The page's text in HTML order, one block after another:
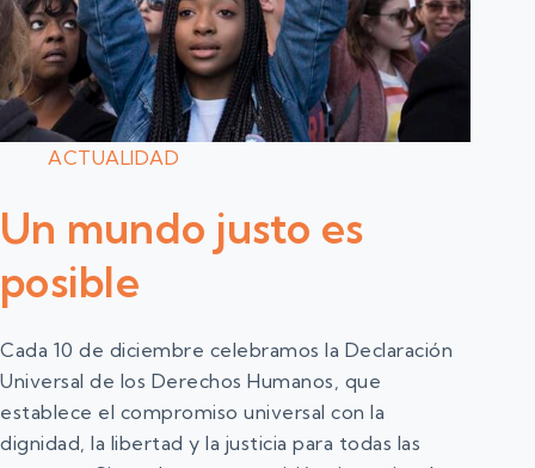
ACTUALIDAD
Un mundo justo es
posible
Cada 10 de diciembre celebramos la Declaración
Universal de los Derechos Humanos, que
establece el compromiso universal con la
dignidad, la libertad y la justicia para todas las